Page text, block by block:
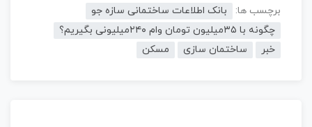
برچسب ها:
بانک اطلاعات ساختمانی سازه جو
چگونه با ۳۵میلیون تومان وام ۲۴۰میلیونی بگیریم؟
خبر
ساختمان سازی مسکن